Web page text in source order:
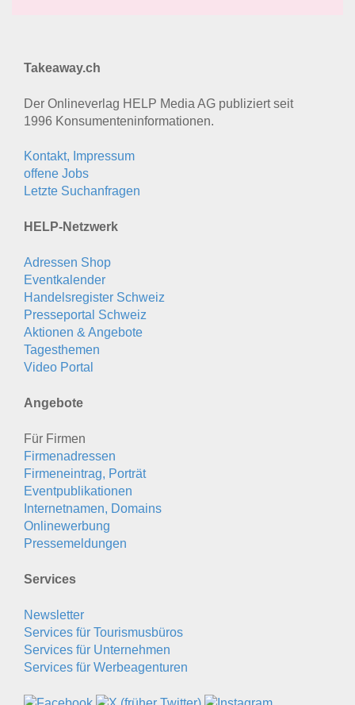
Takeaway.ch
Der Onlineverlag HELP Media AG publiziert seit
1996 Konsumenten­informationen.
Kontakt, Impressum
offene Jobs
Letzte Suchanfragen
HELP-Netzwerk
Adressen Shop
Eventkalender
Handelsregister Schweiz
Presseportal Schweiz
Aktionen & Angebote
Tagesthemen
Video Portal
Angebote
Für Firmen
Firmenadressen
Firmeneintrag, Porträt
Eventpublikationen
Internetnamen, Domains
Onlinewerbung
Pressemeldungen
Services
Newsletter
Services für Tourismusbüros
Services für Unternehmen
Services für Werbeagenturen